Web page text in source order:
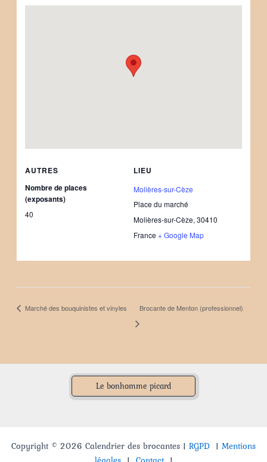
LIEU
Molières-sur-Cèze
Place du marché
Molières-sur-Cèze, 30410
France + Google Map
AUTRES
Nombre de places
(exposants)
40
Marché des bouquinistes et vinyles Brocante de Menton (professionnel)
Le bonhomme picard
Copyright © 2026 Calendrier des brocantes | RGPD | Mentions